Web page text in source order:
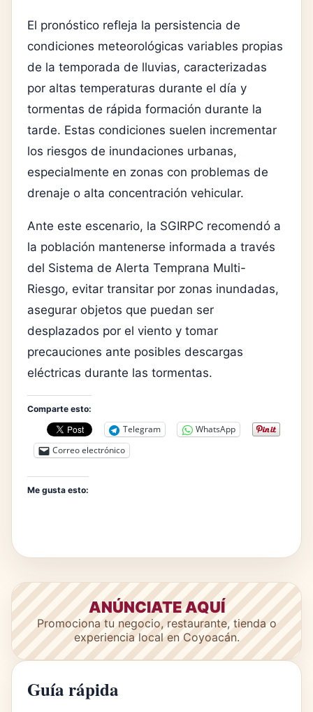
El pronóstico refleja la persistencia de
condiciones meteorológicas variables propias
de la temporada de lluvias, caracterizadas
por altas temperaturas durante el día y
tormentas de rápida formación durante la
tarde. Estas condiciones suelen incrementar
los riesgos de inundaciones urbanas,
especialmente en zonas con problemas de
drenaje o alta concentración vehicular.
Ante este escenario, la SGIRPC recomendó a
la población mantenerse informada a través
del Sistema de Alerta Temprana Multi-
Riesgo, evitar transitar por zonas inundadas,
asegurar objetos que puedan ser
desplazados por el viento y tomar
precauciones ante posibles descargas
eléctricas durante las tormentas.
Comparte esto:
Telegram
WhatsApp
Correo electrónico
Me gusta esto:
ANÚNCIATE AQUÍ
Promociona tu negocio, restaurante, tienda o
experiencia local en Coyoacán.
Guía rápida